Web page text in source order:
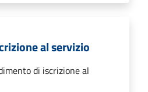
al servizio
di iscrizione al